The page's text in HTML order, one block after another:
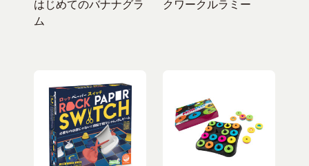
はじめてのバナナグラ
ム
クワークルラミー